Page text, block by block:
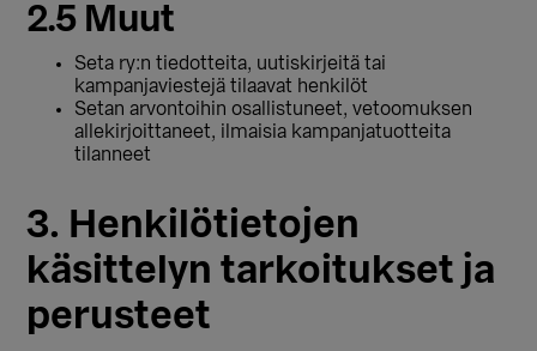
2.5 Muut
Seta ry:n tiedotteita, uutiskirjeitä tai
kampanjaviestejä tilaavat henkilöt
Setan arvontoihin osallistuneet, vetoomuksen
allekirjoittaneet, ilmaisia kampanjatuotteita
tilanneet
3. Henkilötietojen
käsittelyn tarkoitukset ja
perusteet